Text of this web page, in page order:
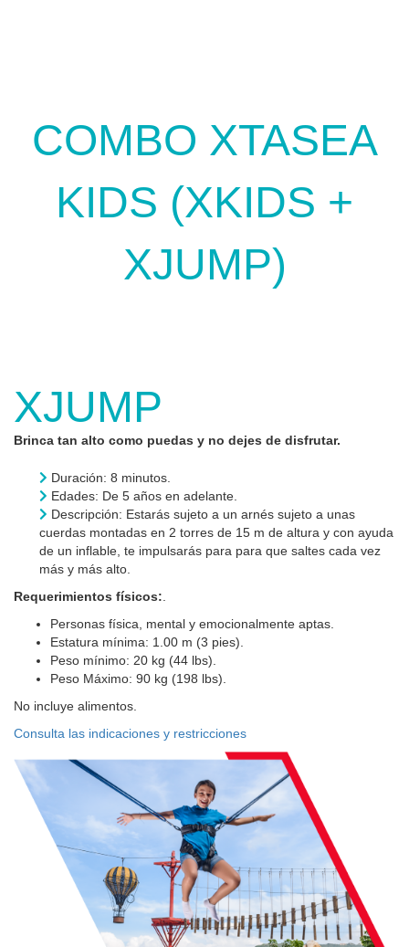
COMBO XTASEA
KIDS (XKIDS +
XJUMP)
XJUMP
Brinca tan alto como puedas y no dejes de disfrutar.
Duración: 8 minutos.
Edades: De 5 años en adelante.
Descripción: Estarás sujeto a un arnés sujeto a unas
cuerdas montadas en 2 torres de 15 m de altura y con ayuda
de un inflable, te impulsarás para para que saltes cada vez
más y más alto.
Requerimientos físicos:
Personas física, mental y emocionalmente aptas.
Estatura mínima: 1.00 m (3 pies).
Peso mínimo: 20 kg (44 lbs).
Peso Máximo: 90 kg (198 lbs).
No incluye alimentos.
Consulta las indicaciones y restricciones